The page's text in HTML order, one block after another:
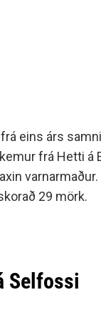
eins árs
frá Hetti á
29 mörk.
Selfossi